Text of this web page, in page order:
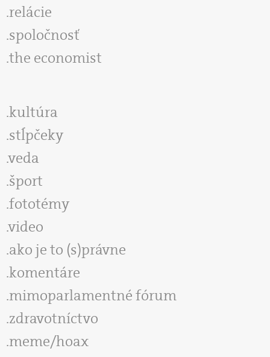
relácie
spoločnosť
the economist
kultúra
stĺpčeky
veda
šport
fototémy
video
ako je to (s)právne
komentáre
mimoparlamentné fórum
zdravotníctvo
meme/hoax